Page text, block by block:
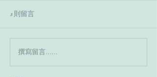
收到法院傳票，傳我去當
證人，我一定要出庭嗎？-
3 則留言
撰寫留言......